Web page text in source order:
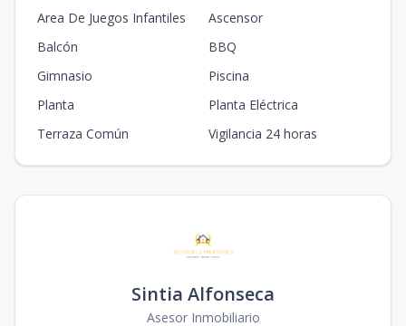
Area De Juegos Infantiles
Ascensor
Balcón
BBQ
Gimnasio
Piscina
Planta
Planta Eléctrica
Terraza Común
Vigilancia 24 horas
Sintia Alfonseca
Asesor Inmobiliario